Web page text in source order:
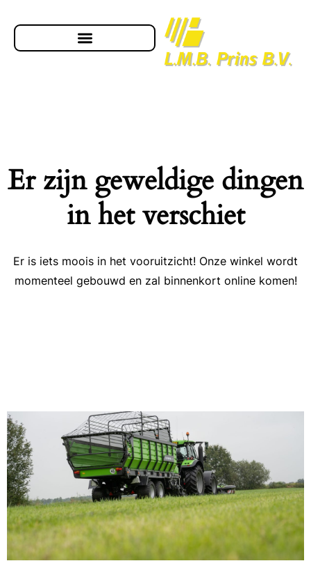
Er zijn geweldige dingen
in het verschiet
Er is iets moois in het vooruitzicht! Onze winkel wordt
momenteel gebouwd en zal binnenkort online komen!